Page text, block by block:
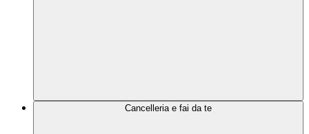
Cancelleria e fai da te